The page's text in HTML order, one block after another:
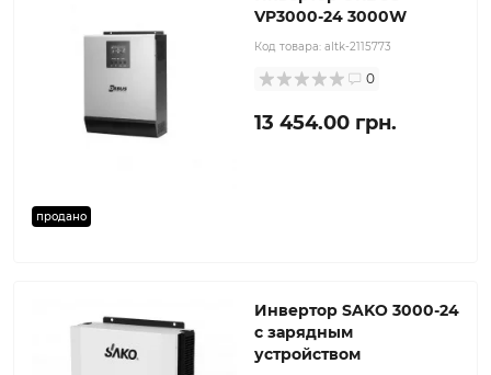
продано
VP3000-24 3000W
Код товара: altk-2115773
0
13 454.00 грн.
Инвертор SAKO 3000-24
с зарядным
устройством